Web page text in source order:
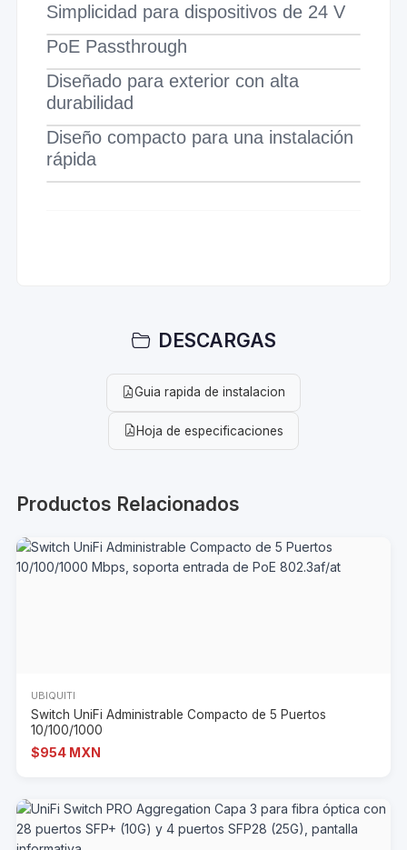
Simplicidad para dispositivos de 24 V
PoE Passthrough
Diseñado para exterior con alta
durabilidad
Diseño compacto para una instalación
rápida
DESCARGAS
Guia rapida de instalacion
Hoja de especificaciones
Productos Relacionados
UBIQUITI
Switch UniFi Administrable Compacto de 5 Puertos
10/100/1000
$954 MXN